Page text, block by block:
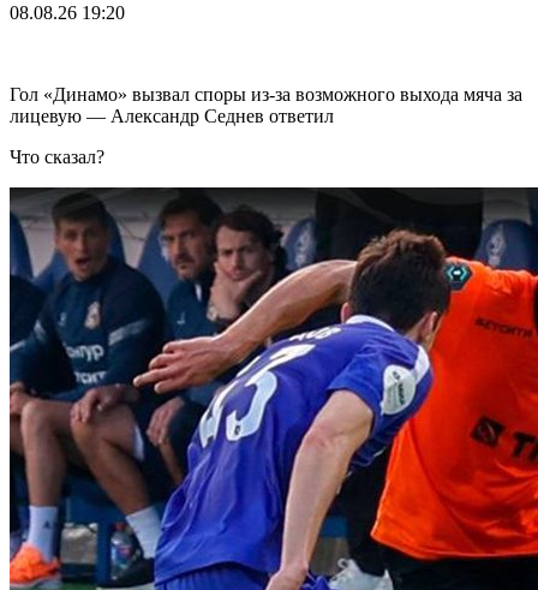
08.08.26 19:20
Гол «Динамо» вызвал споры из-за возможного выхода мяча за
лицевую — Александр Седнев ответил
Что сказал?